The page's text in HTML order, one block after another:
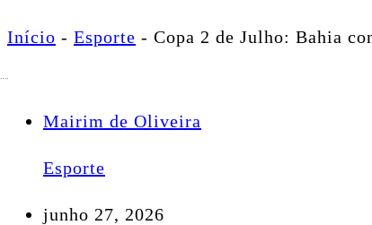
Início - Esporte - Copa 2 de Julho: Bahia
Mairim de Oliveira
Esporte
junho 27, 2026